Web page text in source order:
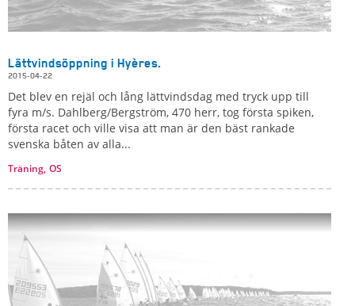
Lättvindsöppning i Hyères.
2015-04-22
Det blev en rejäl och lång lättvindsdag med tryck upp till
fyra m/s. Dahlberg/Bergström, 470 herr, tog första spiken,
första racet och ville visa att man är den bäst rankade
svenska båten av alla...
Träning, OS